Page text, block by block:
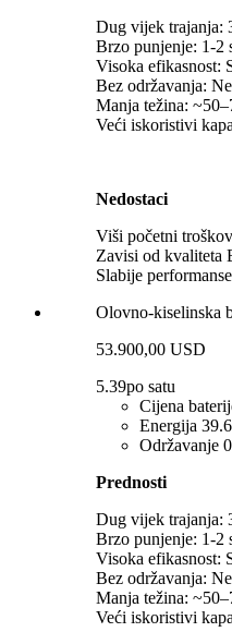
Dug vijek trajanja:
Brzo punjenje: 1-2
Visoka efikasnost:
Bez održavanja:
Manja težina:
Veći iskoristivi
Nedostaci
Viši početni
Zavisi od kvaliteta
Slabije
Olovno-kiselinska
53.900,00 USD
5.39po satu
Cijena
Energija
Održavanje
Prednosti
Dug vijek trajanja:
Brzo punjenje: 1-2
Visoka efikasnost:
Bez održavanja:
Manja težina:
Veći iskoristivi